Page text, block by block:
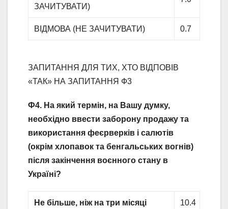
ЗАЧИТУВАТИ)
ВІДМОВА (НЕ ЗАЧИТУВАТИ) 0.7
ЗАПИТАННЯ ДЛЯ ТИХ, ХТО ВІДПОВІВ
«ТАК» НА ЗАПИТАННЯ Ф3
Ф4. На який термін, на Вашу думку,
необхідно ввести заборону продажу та
використання феєрверків і салютів
(окрім хлопавок та бенгальських вогнів)
після закінчення воєнного стану в
Україні?
Не більше, ніж на три місяці 10.4